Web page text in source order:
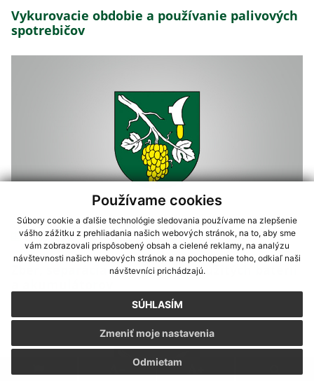
Používame cookies
Súbory cookie a ďalšie technológie sledovania používame na zlepšenie
vášho zážitku z prehliadania našich webových stránok, na to, aby sme
vám zobrazovali prispôsobený obsah a cielené reklamy, na analýzu
návštevnosti našich webových stránok a na pochopenie toho, odkiaľ naši
návštevníci prichádzajú.
SÚHLASÍM
Odmietam
Zmeniť moje nastavenia
Vykurovacie obdobie a používanie palivových
spotrebičov
20.09.2021
Zber, separácia a recyklácia použitých batérií